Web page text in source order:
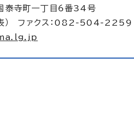
寺町一丁目6番34号
） ファクス：082-504-2259